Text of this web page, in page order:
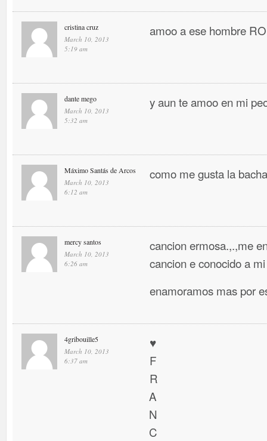
cristina cruz
March 10, 2013
5:19 am
amoo a ese hombre
dante mego
March 10, 2013
5:32 am
y aun te amoo en mi
Máximo Santás de Arcos
March 10, 2013
6:12 am
como me gusta la
mercy santos
March 10, 2013
6:26 am
cancion ermosa.,.,me
cancion e conocido a
enamoramos mas por
4gribouille5
March 10, 2013
6:37 am
♥
F
R
A
N
C